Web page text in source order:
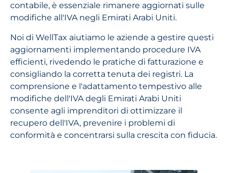
contabile, è essenziale rimanere aggiornati sulle
modifiche all'IVA negli Emirati Arabi Uniti.
Noi di WellTax aiutiamo le aziende a gestire questi
aggiornamenti implementando procedure IVA
efficienti, rivedendo le pratiche di fatturazione e
consigliando la corretta tenuta dei registri. La
comprensione e l'adattamento tempestivo alle
modifiche dell'IVA degli Emirati Arabi Uniti
consente agli imprenditori di ottimizzare il
recupero dell'IVA, prevenire i problemi di
conformità e concentrarsi sulla crescita con fiducia.